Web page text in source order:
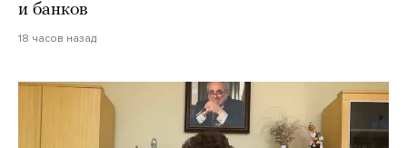
и банков
18 часов назад